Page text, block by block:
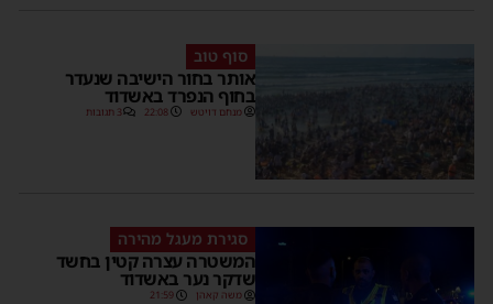
סוף טוב
אותר בחור הישיבה שנעדר
בחוף הנפרד באשדוד
מנחם דויטש 22:08 3 תגובות
סגירת מעגל מהירה
המשטרה עצרה קטין בחשד
שדקר נער באשדוד
משה קאהן 21:59